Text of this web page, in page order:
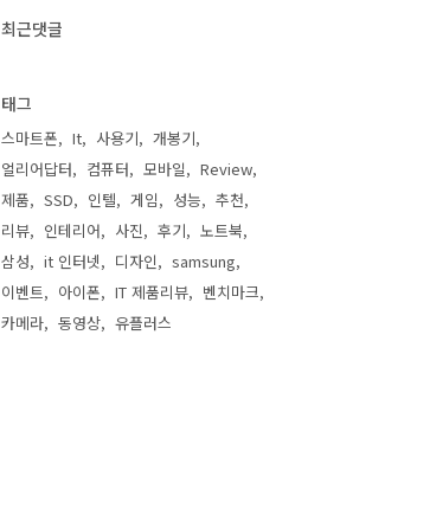
최근댓글
태그
스마트폰 It 사용기
개봉기
얼리어답터
컴퓨터 모바일
Review
제품
SSD 인텔 게임 성능
추천
리뷰
인테리어 사진 후기
노트북
삼성
it 인터넷 디자인
samsung
이벤트
아이폰 IT 제품리뷰
벤치마크
카메라
동영상 유플러스